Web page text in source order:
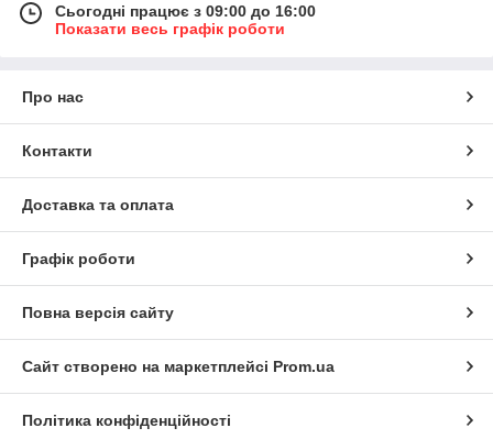
Сьогодні працює з 09:00 до 16:00
Показати весь графік роботи
Про нас
Контакти
Доставка та оплата
Графік роботи
Повна версія сайту
Сайт створено на маркетплейсі Prom.ua
Політика конфіденційності